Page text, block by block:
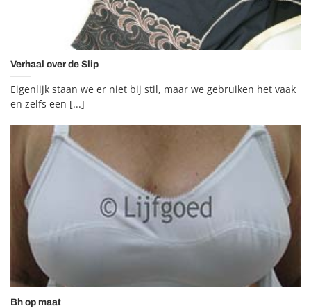
Verhaal over de Slip
Eigenlijk staan we er niet bij stil, maar we gebruiken het vaak
en zelfs een [...]
Bh op maat